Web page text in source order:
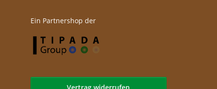
Ein Partnershop der
Vertrag widerrufen